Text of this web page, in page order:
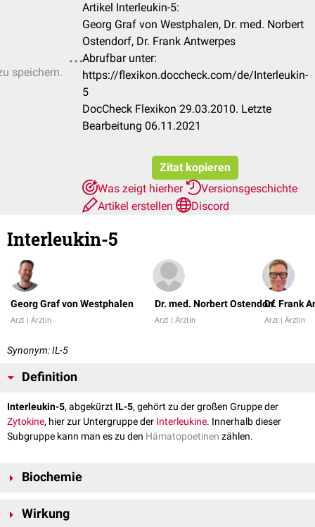
speichern.
Artikel Interleukin-5:
Georg Graf von Westphalen, Dr. med. Norbert
Ostendorf, Dr. Frank Antwerpes
Abrufbar unter:
https://flexikon.doccheck.com/de/Interleukin-
5
DocCheck Flexikon 29.03.2010. Letzte
Bearbeitung 06.11.2021
Zitat kopieren
Was zeigt hierher
Versionsgeschichte
Artikel erstellen
Discord
Interleukin-5
Georg Graf von Westphalen
Arzt | Ärztin
Dr. med. Norbert Ostendorf
Arzt | Ärztin
Dr. Frank
Arzt | Ärztin
Synonym: IL-5
Definition
Interleukin-5, abgekürzt IL-5, gehört zu der großen Gruppe der
Zytokine, hier zur Untergruppe der Interleukine. Innerhalb dieser
Subgruppe kann man es zu den Hämatopoetinen zählen.
Biochemie
wird von denT-Helfer-Zellen
Wirkung